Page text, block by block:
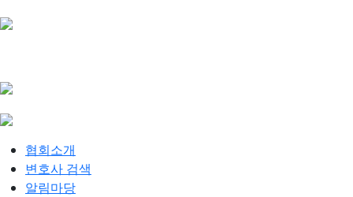
협회소개
변호사 검색
알림마당